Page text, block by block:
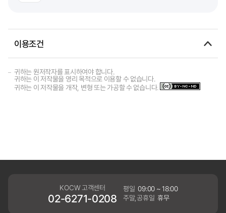
이용조건
귀하는 원저작자를 표시하여야 합니다.
귀하는 이 저작물을 영리 목적으로 이용할 수 없습니다.
귀하는 이 저작물을 개작, 변형 또는 가공할 수 없습니다.
KOCW 고객센터
02-6271-0208
평일 09:00 ~ 18:00
주말,공휴일 휴무